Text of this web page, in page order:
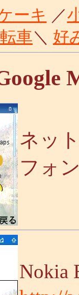
ーキ ／
車＼ 好
ネッ
フォ
Nokia